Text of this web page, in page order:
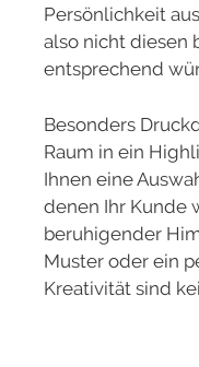
Persönlichkeit
also nicht diesen
entsprechend
Besonders
Raum in ein
Ihnen eine
denen Ihr Kunde
beruhigender
Muster oder ein
Kreativität sind